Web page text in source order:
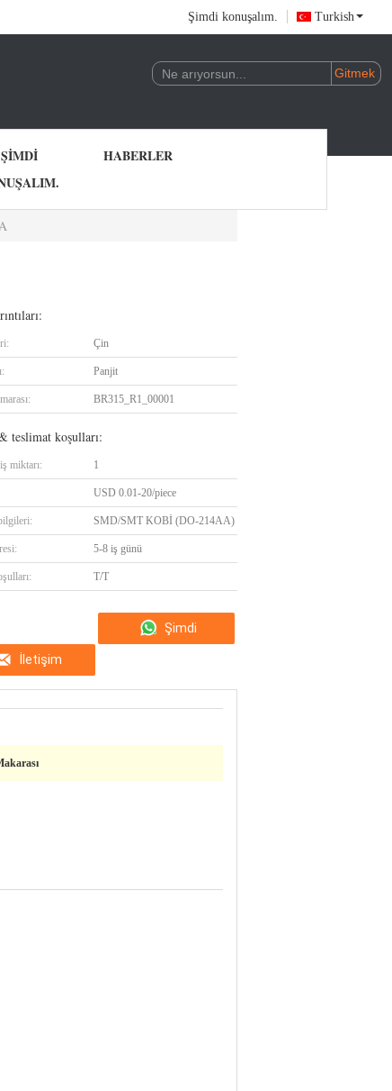
Şimdi konuşalım. Turkish
ŞIMDI
HABERLER
Çin
Panjit
BR315_R1_00001
teslimat koşulları:
miktarı: 1
USD 0.01-20/piece
SMD/SMT KOBİ (DO-214AA)
5-8 iş günü
T/T
İletişim
Şimdi